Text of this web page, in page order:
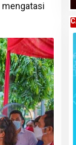
mengatasi